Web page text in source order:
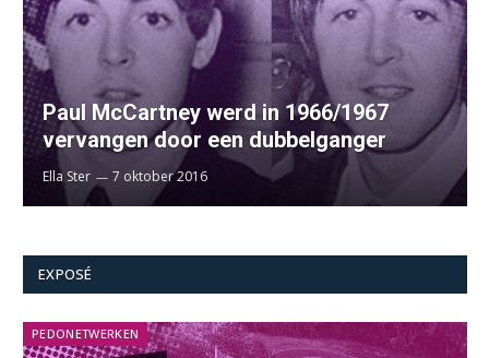
Paul McCartney werd in 1966/1967
vervangen door een dubbelganger
Ella Ster 7 oktober 2016
EXPOSÉ
PEDONETWERKEN